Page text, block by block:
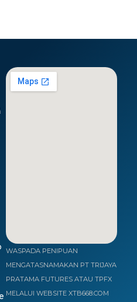
WASPADA PENIPUAN
MENGATASNAMAKAN PT TRIJAYA
PRATAMA FUTURES ATAU TPFX
MELALUI WEBSITE XTB668.COM